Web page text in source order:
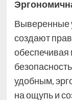
Выверенные
создают
удобным,
на ощупь и